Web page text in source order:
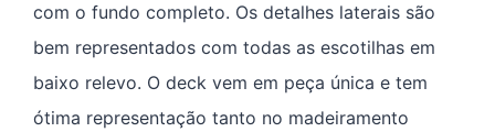
com o fundo completo. Os detalhes laterais são
bem representados com todas as escotilhas em
baixo relevo. O deck vem em peça única e tem
ótima representação tanto no madeiramento